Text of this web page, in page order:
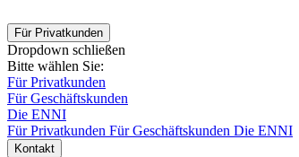
Für Privatkunden
Dropdown schließen
Bitte wählen Sie:
Für Privatkunden
Für Geschäftskunden
Die ENNI
Für Privatkunden Für Geschäftskunden Die ENNI
Kontakt